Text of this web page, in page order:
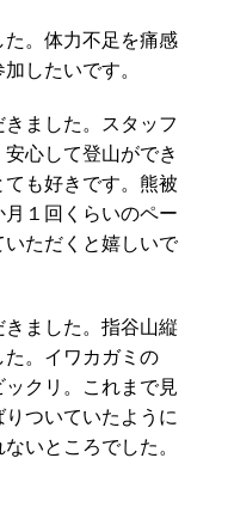
。体力不足を痛感
したいです。
ました。スタッフ
心して登山ができ
も好きです。熊被
１回くらいのペー
ただくと嬉しいで
ました。指谷山縦
。イワカガミの
クリ。これまで見
ついていたように
いところでした。